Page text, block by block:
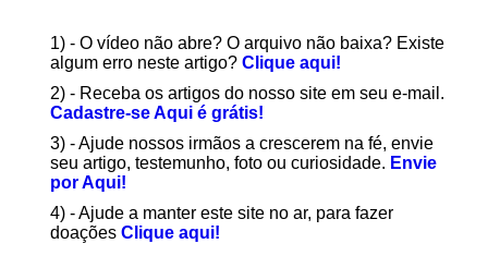
1) - O vídeo não abre? O arquivo não baixa? Existe
algum erro neste artigo? Clique aqui!
2) - Receba os artigos do nosso site em seu e-mail.
Cadastre-se Aqui é grátis!
3) - Ajude nossos irmãos a crescerem na fé, envie
seu artigo, testemunho, foto ou curiosidade. Envie
por Aqui!
4) - Ajude a manter este site no ar, para fazer
doações Clique aqui!